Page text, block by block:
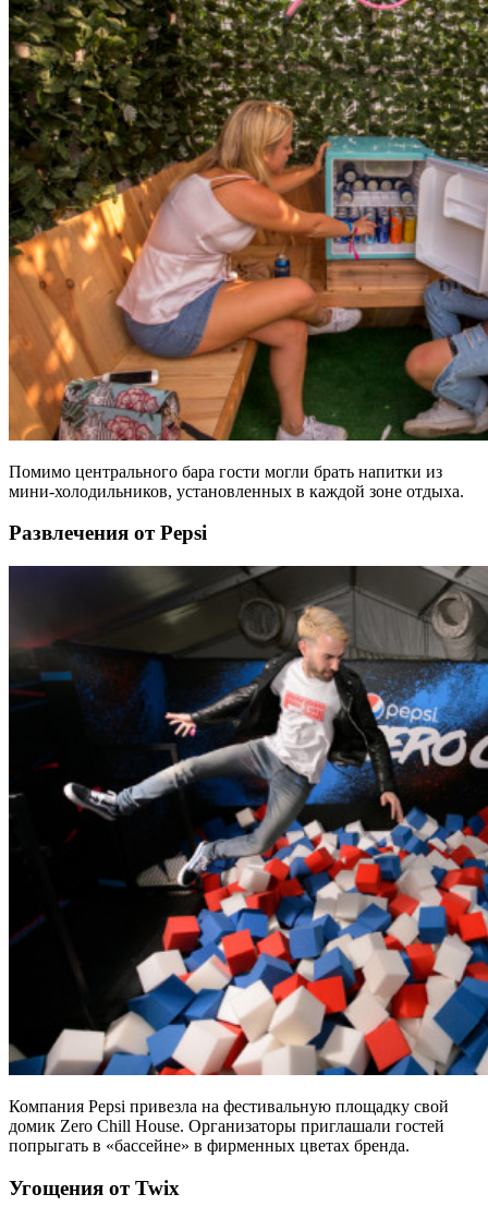
Помимо центрального бара гости могли брать напитки из
мини-холодильников, установленных в каждой зоне отдыха.
Развлечения от Pepsi
Компания Pepsi привезла на фестивальную площадку свой
домик Zero Chill House. Организаторы приглашали гостей
попрыгать в «бассейне» в фирменных цветах бренда.
Угощения от Twix